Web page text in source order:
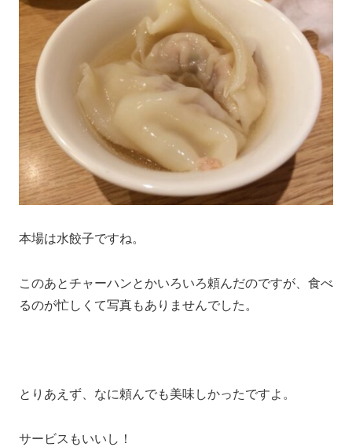
本場は水餃子ですね。
このあとチャーハンとかいろいろ頼んだのですが、食べ
るのが忙しくて写真もありませんでした。
とりあえず、なに頼んでも美味しかったですよ。
サービスもいいし！